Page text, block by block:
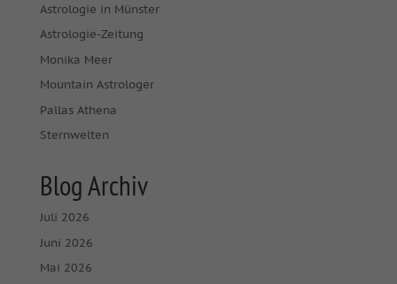
Astrologie in Münster
Astrologie-Zeitung
Monika Meer
Mountain Astrologer
Pallas Athena
Sternwelten
Blog Archiv
Juli 2026
Juni 2026
Mai 2026